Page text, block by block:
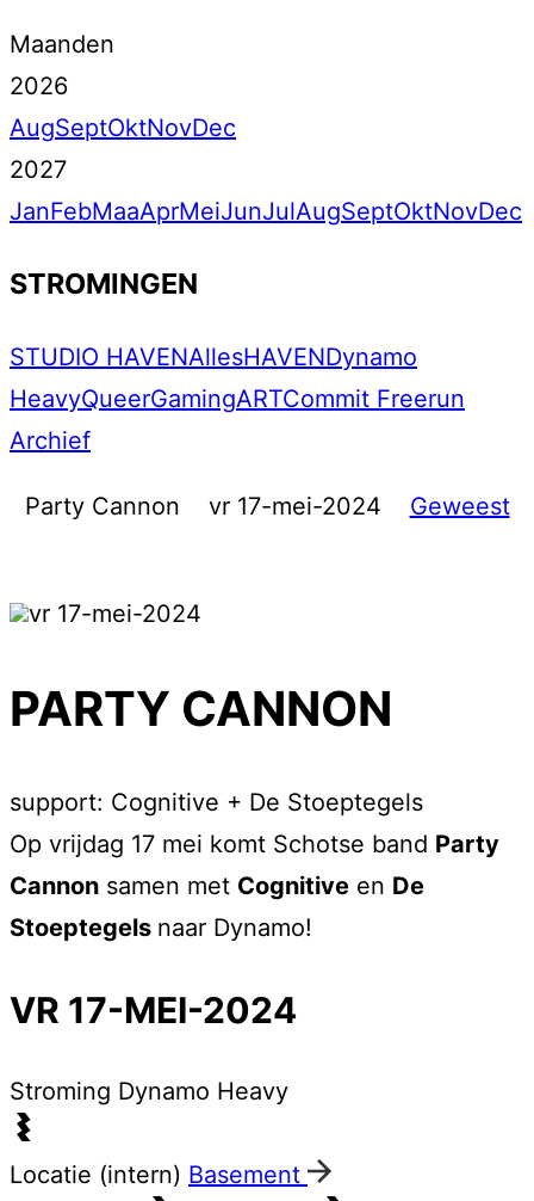
Maanden
2026
AugSeptOktNovDec
2027
JanFebMaaAprMeiJunJulAugSeptOktNovDec
STROMINGEN
STUDIO HAVENAllesHAVENDynamo
HeavyQueerGamingARTCommit Freerun
Archief
Party Cannon vr 17-mei-2024 Geweest
vr 17-mei-2024
PARTY CANNON
support: Cognitive + De Stoeptegels
Op vrijdag 17 mei komt Schotse band Party
Cannon samen met Cognitive en De
Stoeptegels naar Dynamo!
VR 17-MEI-2024
Stroming Dynamo Heavy
Locatie (intern) Basement